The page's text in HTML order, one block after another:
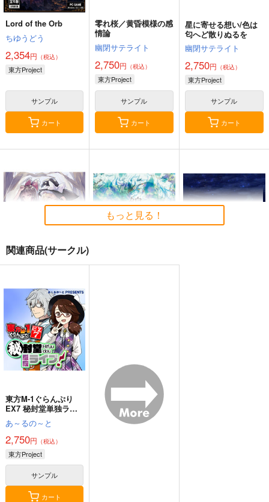
Lord of the Orb
ちゆうどう
2,354円 （税込）
東方Project
サンプル
カート
零れ桜／黄昏模様の感
情論
幽閉サテライト
2,750円 （税込）
東方Project
サンプル
カート
星に寄せる想い/色は
匂へど散りぬるを
幽閉サテライト
2,750円 （税込）
東方Project
サンプル
カート
幽閉サテライト
2,200円（税込）
東方Project
サンプル
カート
もっと見る！
関連商品(サークル)
東方M-1ぐらんぷり
EX7 秘封堂単独ライ
ブ！
あ～るの～と
2,750円 （税込）
東方Project
サンプル
カート